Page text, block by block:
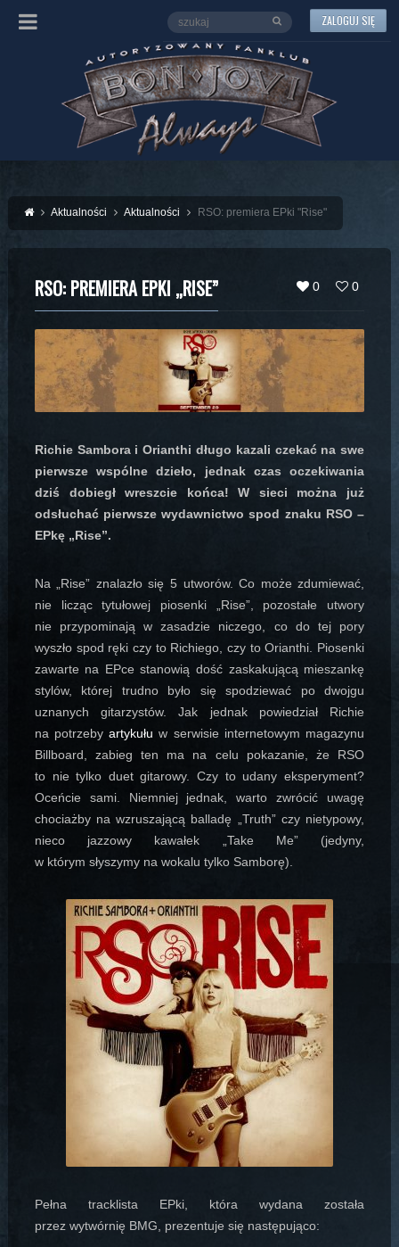
ZALOGUJ SIĘ
Aktualności Aktualności RSO: premiera EPki "Rise"
0 0
RSO: PREMIERA EPKI „RISE”
Richie Sambora i Orianthi długo kazali czekać na swe
pierwsze wspólne dzieło, jednak czas oczekiwania
dziś dobiegł wreszcie końca! W sieci można już
odsłuchać pierwsze wydawnictwo spod znaku RSO –
EPkę „Rise”.
Na „Rise” znalazło się 5 utworów. Co może zdumiewać,
nie licząc tytułowej piosenki „Rise”, pozostałe utwory
nie przypominają w zasadzie niczego, co do tej pory
wyszło spod ręki czy to Richiego, czy to Orianthi. Piosenki
zawarte na EPce stanowią dość zaskakującą mieszankę
stylów, której trudno było się spodziewać po dwojgu
uznanych gitarzystów. Jak jednak powiedział Richie
na potrzebyartykułu w serwisie internetowym magazynu
Billboard, zabieg ten ma na celu pokazanie, że RSO
to nie tylko duet gitarowy. Czy to udany eksperyment?
Oceńcie sami. Niemniej jednak, warto zwrócić uwagę
chociażby na wzruszającą balladę „Truth” czy nietypowy,
nieco jazzowy kawałek „Take Me” (jedyny,
w którym słyszymy na wokalu tylko Samborę).
Pełna tracklista EPki, która wydana została
przez wytwórnię BMG, prezentuje się następująco: